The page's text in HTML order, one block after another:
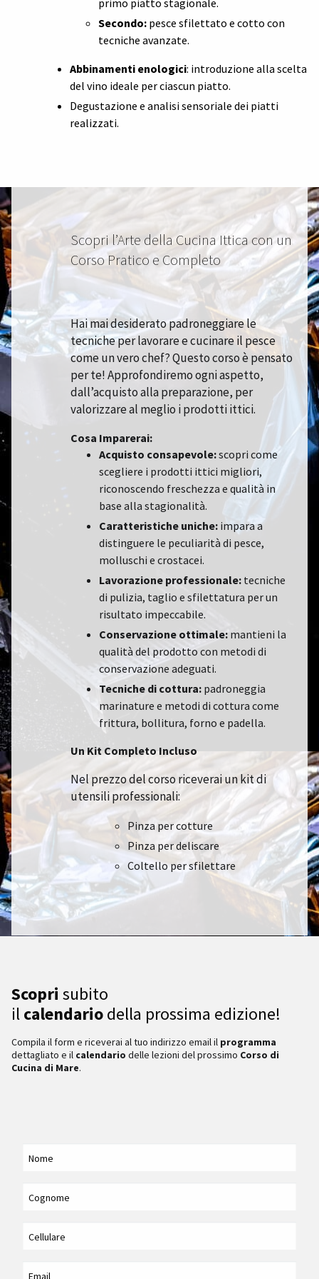
primo piatto stagionale.
Secondo:pesce sfilettato e cotto con
tecniche avanzate.
Abbinamenti enologici: introduzione alla scelta
del vino ideale per ciascun piatto.
Degustazione e analisi sensoriale dei piatti
realizzati.
Scopri l’Arte della Cucina Ittica con un
Corso Pratico e Completo
Hai mai desiderato padroneggiare le
tecniche per lavorare e cucinare il pesce
come un vero chef? Questo corso è pensato
per te! Approfondiremo ogni aspetto,
dall’acquisto alla preparazione, per
valorizzare al meglio i prodotti ittici.
Cosa Imparerai:
Acquisto consapevole:scopri come
scegliere i prodotti ittici migliori,
riconoscendo freschezza e qualità in
base alla stagionalità.
Caratteristiche uniche: impara a
distinguere le peculiarità di pesce,
molluschi e crostacei.
Lavorazione professionale: tecniche
di pulizia, taglio e sfilettatura per un
risultato impeccabile.
Conservazione ottimale: mantieni la
qualità del prodotto con metodi di
conservazione adeguati.
Tecniche di cottura: padroneggia
marinature e metodi di cottura come
frittura, bollitura, forno e padella.
Un Kit Completo Incluso
Nel prezzo del corso riceverai un kit di
utensili professionali:
Pinza per cotture
Pinza per deliscare
Coltello per sfilettare
Scopri subito
ilcalendariodella prossima edizione!
Compila il form e riceverai al tuo indirizzo email il programma
dettagliato e il calendario delle lezioni del prossimo Corso di
Cucina di Mare.